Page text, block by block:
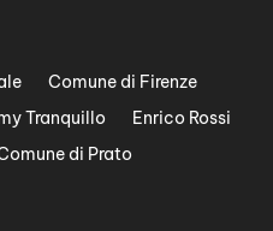
Comune di Firenze
Tranquillo
Enrico Rossi
di Prato